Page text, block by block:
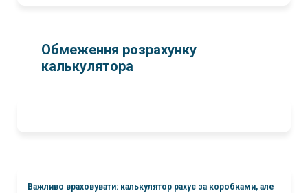
Обмеження розрахунку
калькулятора
Важливо враховувати: калькулятор рахує за коробками, але